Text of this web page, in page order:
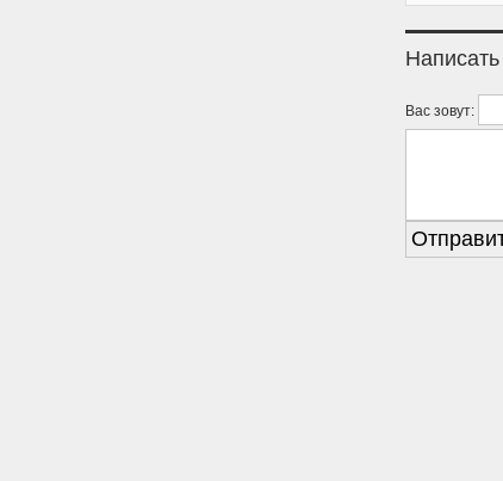
Вас зовут: